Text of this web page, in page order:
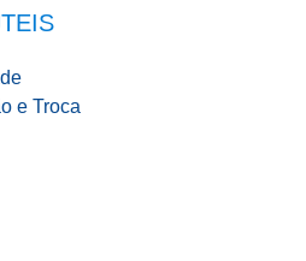
e Troca